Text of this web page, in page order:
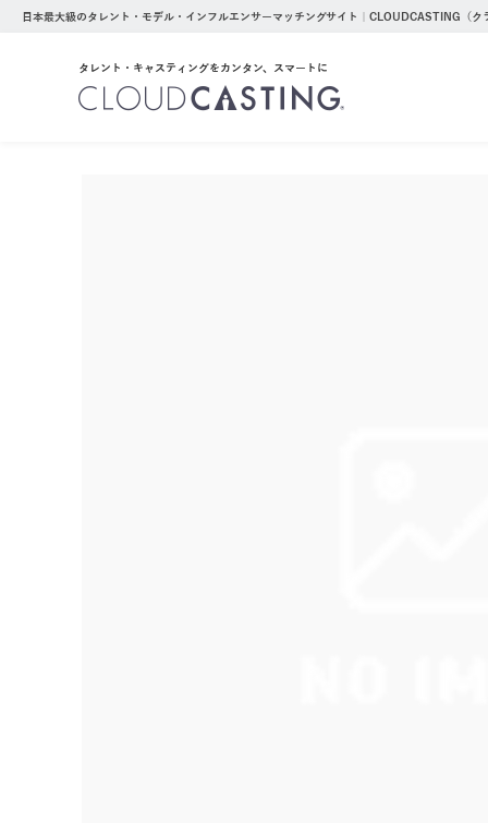
日本最大級のタレント・モデル・インフルエンサーマッチングサイト｜CLOUDCASTING（ク
タレント・キャスティングをカンタン、スマートに